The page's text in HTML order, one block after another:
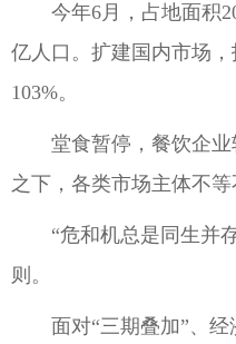
今年6月，占地面积20
亿人口。扩建国内市场
103%。
堂食暂停，餐饮企业
之下，各类市场主体不等
“危和机总是同生并存
则。
面对“三期叠加”、经